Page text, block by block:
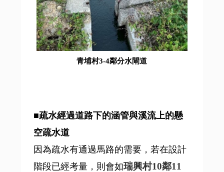
青埔村3-4鄰分水閘道
■疏水經過道路下的涵管與溪流上的懸
空疏水道
因為疏水有通過馬路的需要，若在設計
階段已經考量，則會如瑞興村10鄰11